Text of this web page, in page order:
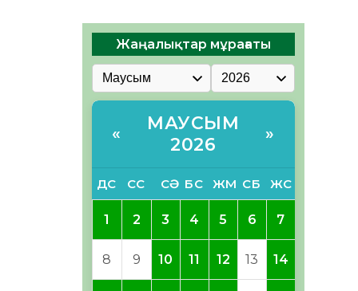
Жаңалықтар мұрағаты
«
МАУСЫМ
2026
»
ДС СС СӘ БС ЖМ СБ ЖС
1 2 3 4 5 6 7
8 9 10 11 12 13 14